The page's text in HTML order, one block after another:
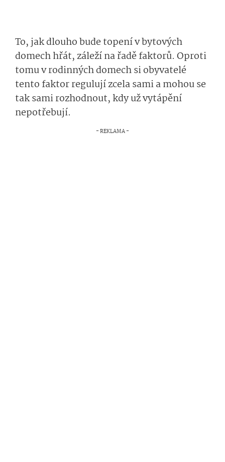
To, jak dlouho bude topení v bytových
domech hřát, záleží na řadě faktorů. Oproti
tomu v rodinných domech si obyvatelé
tento faktor regulují zcela sami a mohou se
tak sami rozhodnout, kdy už vytápění
nepotřebují.